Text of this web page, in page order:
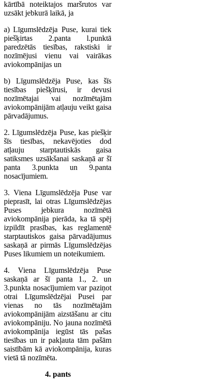
kārtībā noteiktajos maršrutos var
uzsākt jebkurā laikā, ja
a) Līgumslēdzēja Puse, kurai tiek
piešķirtas 2.panta l.punktā
paredzētās tiesības, rakstiski ir
nozīmējusi vienu vai vairākas
aviokompānijas un
b) Līgumslēdzēja Puse, kas šīs
tiesības piešķīrusi, ir devusi
nozīmētajai vai nozīmētajām
aviokompānijām atļauju veikt gaisa
pārvadājumus.
2. Līgumslēdzēja Puse, kas piešķir
šīs tiesības, nekavējoties dod
atļauju starptautiskās gaisa
satiksmes uzsākšanai saskaņā ar šī
panta 3.punkta un 9.panta
nosacījumiem.
3. Viena Līgumslēdzēja Puse var
pieprasīt, lai otras Līgumslēdzējas
Puses jebkura nozīmētā
aviokompānija pierāda, ka tā spēj
izpildīt prasības, kas reglamentē
starptautiskos gaisa pārvadājumus
saskaņā ar pirmās Līgumslēdzējas
Puses likumiem un noteikumiem.
4. Viena Līgumslēdzēja Puse
saskaņā ar šī panta 1., 2. un
3.punkta nosacījumiem var paziņot
otrai Līgumslēdzējai Pusei par
vienas no tās nozīmētajām
aviokompānijām aizstāšanu ar citu
aviokompāniju. No jauna nozīmētā
aviokompānija iegūst tās pašas
tiesības un ir pakļauta tām pašām
saistībām kā aviokompānija, kuras
vietā tā nozīmēta.
4. pants